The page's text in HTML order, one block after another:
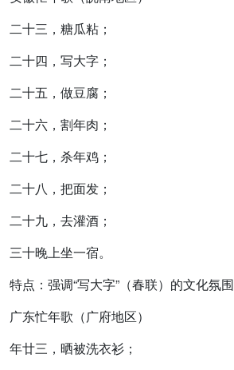
二十三，糖瓜粘；
二十四，写大字；
二十五，做豆腐；
二十六，割年肉；
二十七，杀年鸡；
二十八，把面发；
二十九，去灌酒；
三十晚上坐一宿。
特点：强调“写大字”（春联）的文化氛围
广东忙年歌 （广府地区）
年廿三，晒被洗衣衫；